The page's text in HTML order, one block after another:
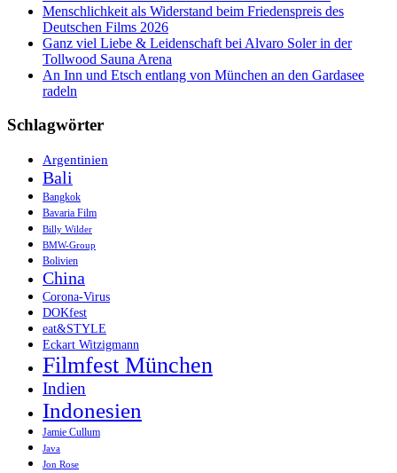
Menschlichkeit als Widerstand beim Friedenspreis des
Deutschen Films 2026
Ganz viel Liebe & Leidenschaft bei Alvaro Soler in der
Tollwood Sauna Arena
An Inn und Etsch entlang von München an den Gardasee
radeln
Schlagwörter
Argentinien
Bali
Bangkok
Bavaria Film
Billy Wilder
BMW-Group
Bolivien
China
Corona-Virus
DOKfest
eat&STYLE
Eckart Witzigmann
Filmfest München
Indien
Indonesien
Jamie Cullum
Java
Jon Rose